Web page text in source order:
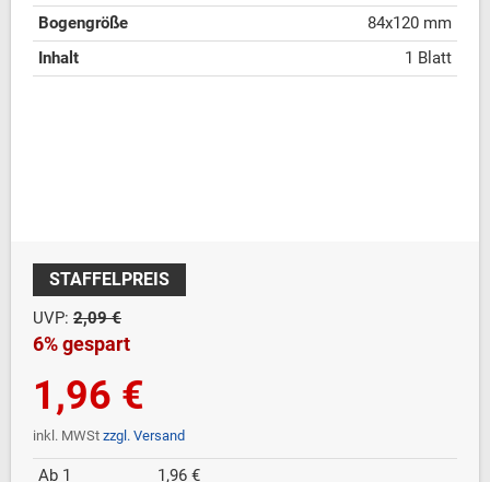
Bogengröße
84x120 mm
Inhalt
1 Blatt
STAFFELPREIS
UVP: 2,09 €
6% gespart
1,96 €
inkl. MWSt zzgl. Versand
Ab 1
1,96 €